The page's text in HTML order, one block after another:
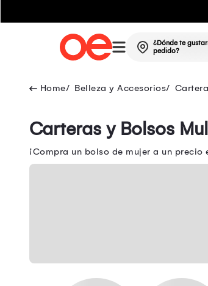
¿Dónde te
pedido?
Belleza y Accesorios
Carteras y Bolsos
¡Compra un bolso de mujer a un